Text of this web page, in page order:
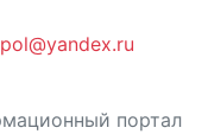
портал